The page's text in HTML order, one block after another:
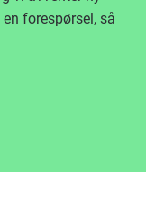
forespørsel, så